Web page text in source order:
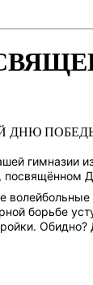
гимназии
посвящённом
борьбе